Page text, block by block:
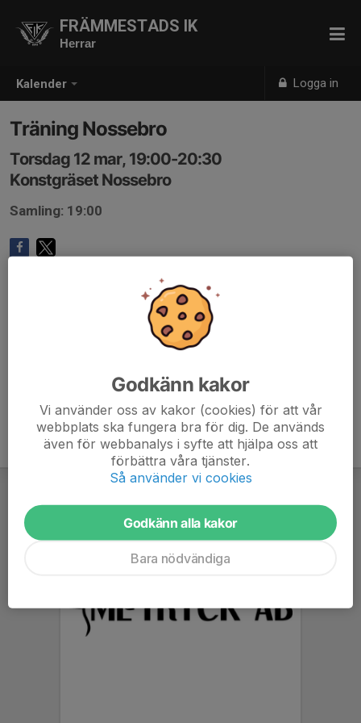
Kalender Logga in
FRÄMMESTADS IK
Herrar
Träning Nossebro
Torsdag 12 mar, 19:00-20:30
Konstgräset Nossebro
Samling: 19:00
Godkänn kakor
Vi använder oss av kakor (cookies) för att vår
webbplats ska fungera bra för dig. De används
även för webbanalys i syfte att hjälpa oss att
förbättra våra tjänster.
Så använder vi cookies
Godkänn alla kakor
Bara nödvändiga